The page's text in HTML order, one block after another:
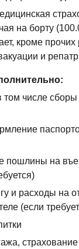
на борту
кроме прочих
и
том числе
пошлины на
и расходы на
(если